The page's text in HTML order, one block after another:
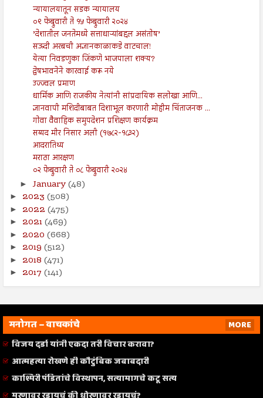
न्यायालयातून सडक न्यायालय
०९ फेब्रुवारी ते १५ फेब्रुवारी २०२४
’देशातील जनतेमध्ये सत्ताधाऱ्यांबद्दल असंतोष’
सऊदी अरबची अज्ञानकाळाकडे वाटचाल!
येत्या निवडणुका जिंकणे भाजपाला शक्य?
द्वेषभावनेने कारवाई करू नये
उज्ज्वल प्रमाण
धार्मिक आणि राजकीय नेत्यांनी सांप्रदायिक सलोखा आणि...
ज्ञानवापी मशिदीबाबत दिशाभूल करणारी मोहीम चिंताजनक ...
गोवा वैवाहिक समुपदेशन प्रशिक्षण कार्यक्रम
सय्यद मीर निसार अली (१७८२-१८३२)
आदरातिथ्य
मराठा आरक्षण
०२ फेब्रुवारी ते ०८ फेब्रुवारी २०२४
► January(48)
► 2023 (508)
► 2022 (475)
► 2021(469)
► 2020 (668)
► 2019 (512)
► 2018 (471)
► 2017 (141)
मनोगत – वाचकांचे
MORE
विजय दर्डा यांनी एकदा तरी विचार करावा?
आत्महत्या रोखणे ही कौटुंबिक जबाबदारी
काश्मिरी पंडितांचे विस्थापन, सत्यामागचे कटू सत्य